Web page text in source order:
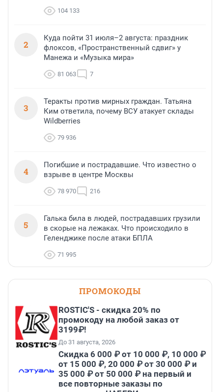
104 133
2
Куда пойти 31 июля–2 августа: праздник
флоксов, «Пространственный сдвиг» у
Манежа и «Музыка мира»
81 063 7
3
Теракты против мирных граждан. Татьяна
Ким ответила, почему ВСУ атакует склады
Wildberries
79 936
4
Погибшие и пострадавшие. Что известно о
взрыве в центре Москвы
78 970 216
5
Галька била в людей, пострадавших грузили
в скорые на лежаках. Что происходило в
Геленджике после атаки БПЛА
71 995
ПРОМОКОДЫ
ROSTIC'S - скидка 20% по
промокоду на любой заказ от
3199₽!
До 31 августа, 2026
Скидка 6 000 ₽ от 10 000 ₽, 10 000 ₽
от 15 000 ₽, 20 000 ₽ от 30 000 ₽ и
35 000 ₽ от 50 000 ₽ на первый и
все повторные заказы по